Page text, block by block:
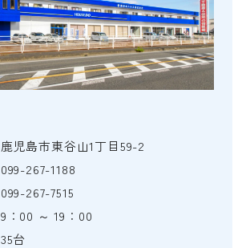
鹿児島市東谷山1丁目59-2
099-267-1188
099-267-7515
9：00 ～ 19：00
35台